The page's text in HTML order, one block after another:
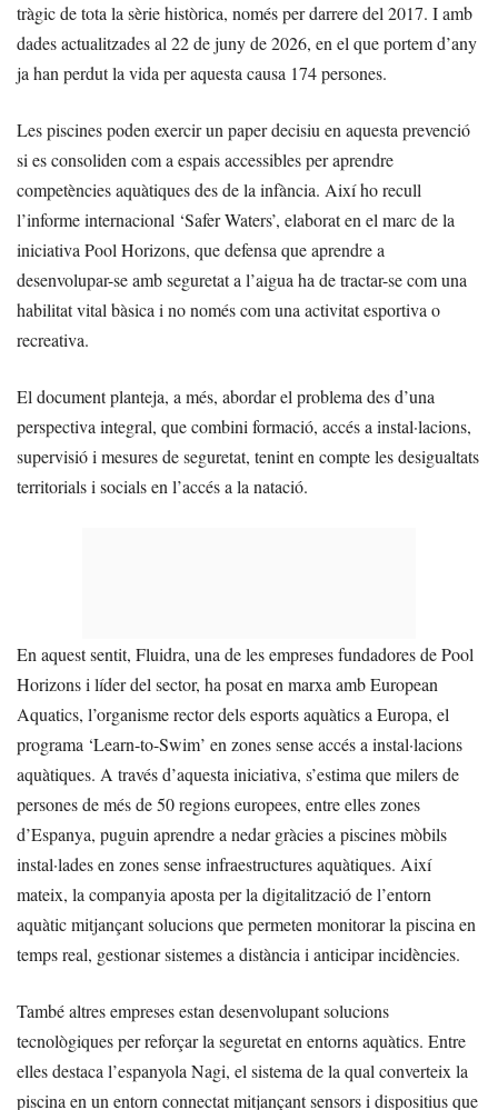
tràgic de tota la sèrie històrica, només per darrere del 2017. I amb
dades actualitzades al 22 de juny de 2026, en el que portem d’any
ja han perdut la vida per aquesta causa 174 persones.
Les piscines poden exercir un paper decisiu en aquesta prevenció
si es consoliden com a espais accessibles per aprendre
competències aquàtiques des de la infància. Així ho recull
l’informe internacional ‘Safer Waters’, elaborat en el marc de la
iniciativa Pool Horizons, que defensa que aprendre a
desenvolupar-se amb seguretat a l’aigua ha de tractar-se com una
habilitat vital bàsica i no només com una activitat esportiva o
recreativa.
El document planteja, a més, abordar el problema des d’una
perspectiva integral, que combini formació, accés a instal·lacions,
supervisió i mesures de seguretat, tenint en compte les desigualtats
territorials i socials en l’accés a la natació.
En aquest sentit, Fluidra, una de les empreses fundadores de Pool
Horizons i líder del sector, ha posat en marxa amb European
Aquatics, l’organisme rector dels esports aquàtics a Europa, el
programa ‘Learn-to-Swim’ en zones sense accés a instal·lacions
aquàtiques. A través d’aquesta iniciativa, s’estima que milers de
persones de més de 50 regions europees, entre elles zones
d’Espanya, puguin aprendre a nedar gràcies a piscines mòbils
instal·lades en zones sense infraestructures aquàtiques. Així
mateix, la companyia aposta per la digitalització de l’entorn
aquàtic mitjançant solucions que permeten monitorar la piscina en
temps real, gestionar sistemes a distància i anticipar incidències.
També altres empreses estan desenvolupant solucions
tecnològiques per reforçar la seguretat en entorns aquàtics. Entre
elles destaca l’espanyola Nagi, el sistema de la qual converteix la
piscina en un entorn connectat mitjançant sensors i dispositius que